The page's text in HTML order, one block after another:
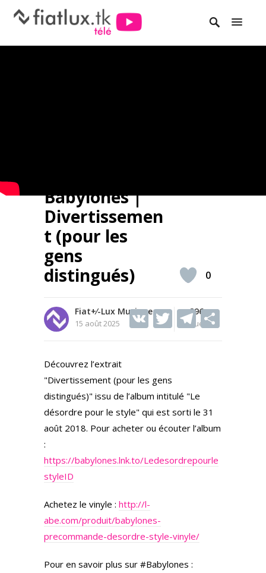
Babylones |
Divertissemen
t (pour les
gens
distingués)
Fiat+⁄-Lux Musique
15 août 2025
296
Vues
V T T
a
m
0
Découvrez l’extrait
"Divertissement (pour les gens
distingués)" issu de l’album intitulé "Le
désordre pour le style" qui est sorti le 31
août 2018. Pour acheter ou écouter l’album
:
https://babylones.lnk.to/Ledesordrepourle
styleID
Achetez le vinyle : http://l-
abe.com/produit/babylones-
precommande-desordre-style-vinyle/
Pour en savoir plus sur #Babylones :